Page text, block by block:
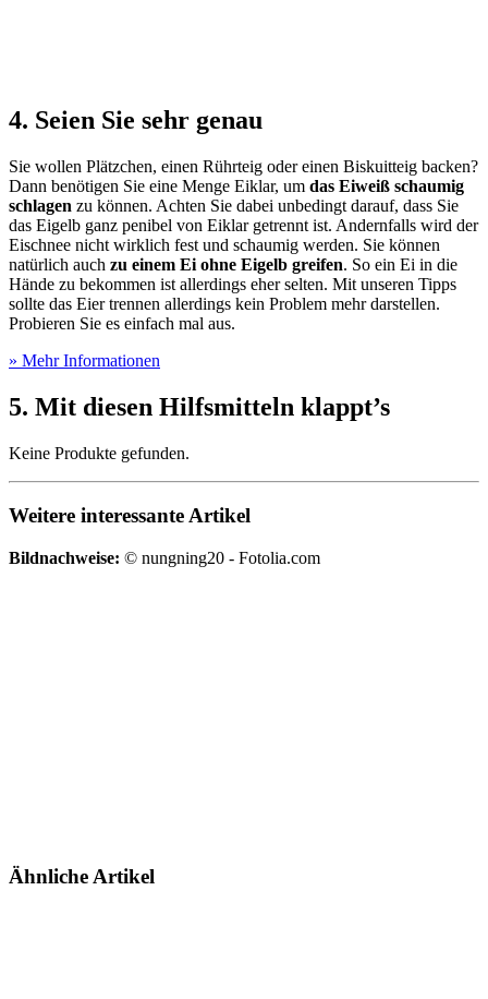
4. Seien Sie sehr genau
Sie wollen Plätzchen, einen Rührteig oder einen Biskuitteig backen?
Dann benötigen Sie eine Menge Eiklar, um das Eiweiß schaumig
schlagen zu können. Achten Sie dabei unbedingt darauf, dass Sie
das Eigelb ganz penibel von Eiklar getrennt ist. Andernfalls wird der
Eischnee nicht wirklich fest und schaumig werden. Sie können
natürlich auch zu einem Ei ohne Eigelb greifen. So ein Ei in die
Hände zu bekommen ist allerdings eher selten. Mit unseren Tipps
sollte das Eier trennen allerdings kein Problem mehr darstellen.
Probieren Sie es einfach mal aus.
» Mehr Informationen
5. Mit diesen Hilfsmitteln klappt’s
Keine Produkte gefunden.
Weitere interessante Artikel
Bildnachweise: © nungning20 - Fotolia.com
Ähnliche Artikel